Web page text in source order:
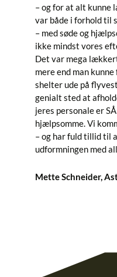
– og for at alt kunne
var både i forhold til
– med søde og
ikke mindst vores
Det var mega
mere end man
shelter ude på
genialt sted at
jeres personale er
hjælpsomme. Vi
– og har fuld tillid til
udformningen med
Mette Schneider,